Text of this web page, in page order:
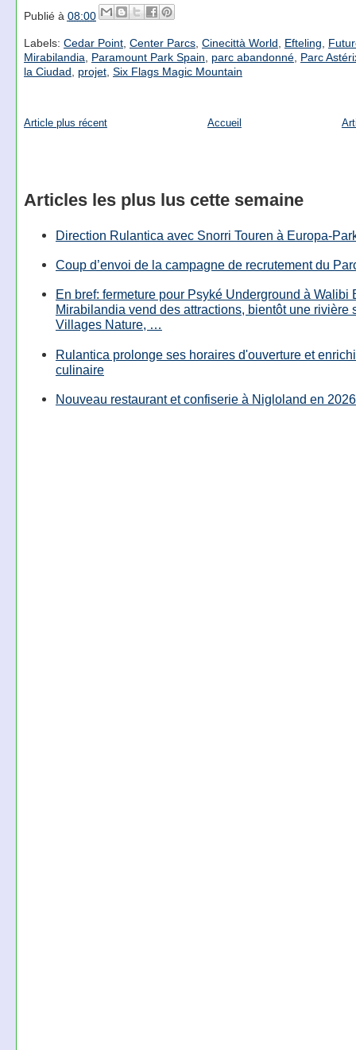
Publié à 08:00
Labels: Cedar Point, Center Parcs, Cinecittà World, Efteling,
Mirabilandia, Paramount Park Spain, parc abandonné, Parc
la Ciudad, projet, Six Flags Magic Mountain
Article plus récent Accueil
Articles les plus lus cette semaine
Direction Rulantica avec Snorri Touren à Europa-
Coup d’envoi de la campagne de recrutement du
En bref: fermeture pour Psyké Underground à Walibi
Mirabilandia vend des attractions, bientôt une rivière
Villages Nature, …
Rulantica prolonge ses horaires d'ouverture et
culinaire
Nouveau restaurant et confiserie à Nigloland en 2026